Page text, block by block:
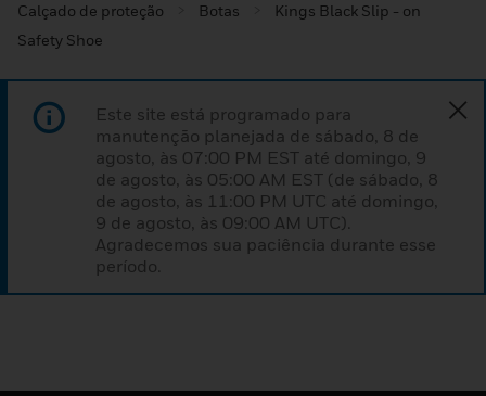
Calçado de proteção
Botas
Kings Black Slip - on
Safety Shoe
Este site está programado para
manutenção planejada de sábado, 8 de
agosto, às 07:00 PM EST até domingo, 9
de agosto, às 05:00 AM EST (de sábado, 8
de agosto, às 11:00 PM UTC até domingo,
9 de agosto, às 09:00 AM UTC).
Agradecemos sua paciência durante esse
período.